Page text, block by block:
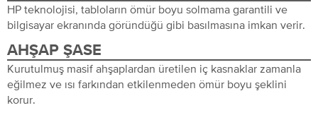
HP teknolojisi, tabloların ömür boyu solmama garantili ve
bilgisayar ekranında göründüğü gibi basılmasına imkan verir.
AHŞAP ŞASE
Kurutulmuş masif ahşaplardan üretilen iç kasnaklar zamanla
eğilmez ve ısı farkından etkilenmeden ömür boyu şeklini
korur.